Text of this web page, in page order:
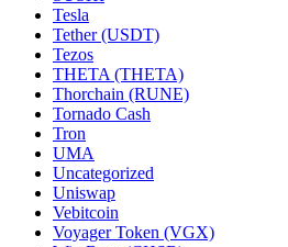
Tesla
Tether (USDT)
Tezos
THETA (THETA)
Thorchain (RUNE)
Tornado Cash
Tron
UMA
Uncategorized
Uniswap
Vebitcoin
Voyager Token (VGX)